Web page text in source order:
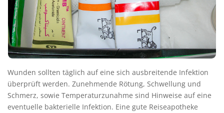
Wunden sollten täglich auf eine sich ausbreitende Infektion
überprüft werden. Zunehmende Rötung, Schwellung und
Schmerz, sowie Temperaturzunahme sind Hinweise auf eine
eventuelle bakterielle Infektion. Eine gute Reiseapotheke